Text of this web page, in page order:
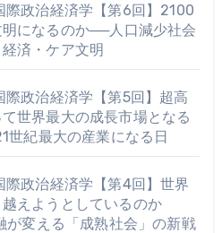
政治経済学【第6回】2100
になるのか──人口減少社会
済・ケア文明
政治経済学【第5回】超高
世界最大の成長市場となる
紀最大の産業になる日
政治経済学【第4回】世界
えようとしているのか
変える「成熟社会」の新戦